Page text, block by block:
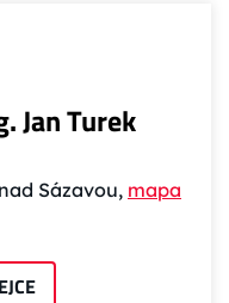
Jan Turek
Sázavou, mapa